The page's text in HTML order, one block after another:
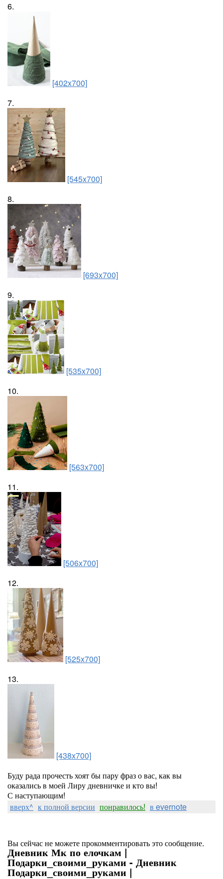
6.
[402x700]
7.
[545x700]
8.
[693x700]
9.
[535x700]
10.
[563x700]
11.
[506x700]
12.
[525x700]
13.
[438x700]
Буду рада прочесть хоят бы пару фраз о вас, как вы
оказались в моей Лиру дневничке и кто вы!
С наступающим!
вверх^ к полной версии понравилось! в evernote
Вы сейчас не можете прокомментировать это сообщение.
Дневник Мк по елочкам |
Подарки_своими_руками - Дневник
Подарки_своими_руками |